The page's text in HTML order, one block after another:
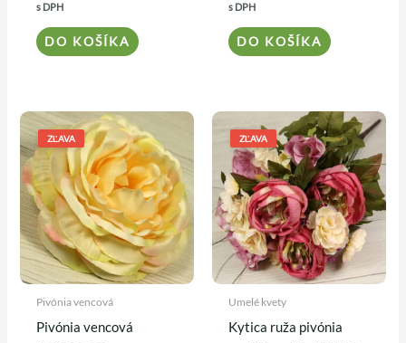
s DPH
DO KOŠÍKA
s DPH
DO KOŠÍKA
ZĽAVA
Pivónia vencová
Pivónia vencová
Pôvodná
cena
bola:
0,39 €.
Aktuálna
cena
je:
0,35 €.
ZĽAVA
Umelé kvety
Kytica ruža pivónia
Pôvodná
cena
bola:
4,90 €.
Aktuálna
cena
je:
4,50 €.